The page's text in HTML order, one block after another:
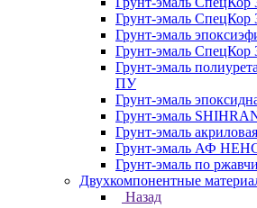
Грунт-эмаль СпецКор
Грунт-эмаль
Грунт-эмаль СпецКор
Грунт-эмаль
ПУ
Грунт-эмаль
Грунт-эмаль
Грунт-эмаль
Грунт-эмаль АФ
Грунт-эмаль по
Двухкомпонентные
Назад